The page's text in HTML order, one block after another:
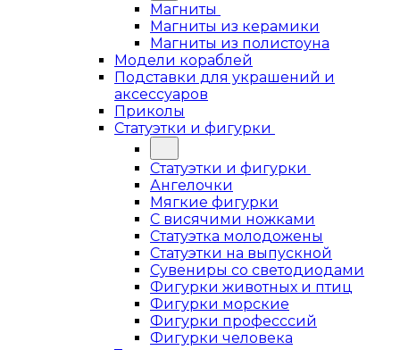
Магниты
Магниты из керамики
Магниты из полистоуна
Модели кораблей
Подставки для украшений и
аксессуаров
Приколы
Статуэтки и фигурки
Статуэтки и фигурки
Ангелочки
Мягкие фигурки
С висячими ножками
Статуэтка молодожены
Статуэтки на выпускной
Сувениры со светодиодами
Фигурки животных и птиц
Фигурки морские
Фигурки професссий
Фигурки человека